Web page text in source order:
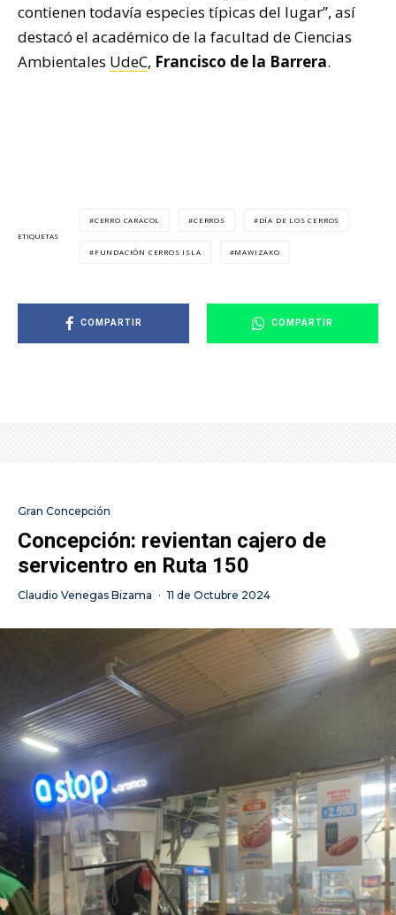
contienen todavía especies típicas del lugar”, así
destacó el académico de la facultad de Ciencias
Ambientales UdeC, Francisco de la Barrera.
ETIQUETAS
CERRO CARACOL CERROS DÍA DE LOS CERROS
FUNDACIÓN CERROS ISLA MAWIZAKO
COMPARTIR COMPARTIR
Gran Concepción
Concepción: revientan cajero de
servicentro en Ruta 150
Claudio Venegas Bizama · 11 de Octubre 2024